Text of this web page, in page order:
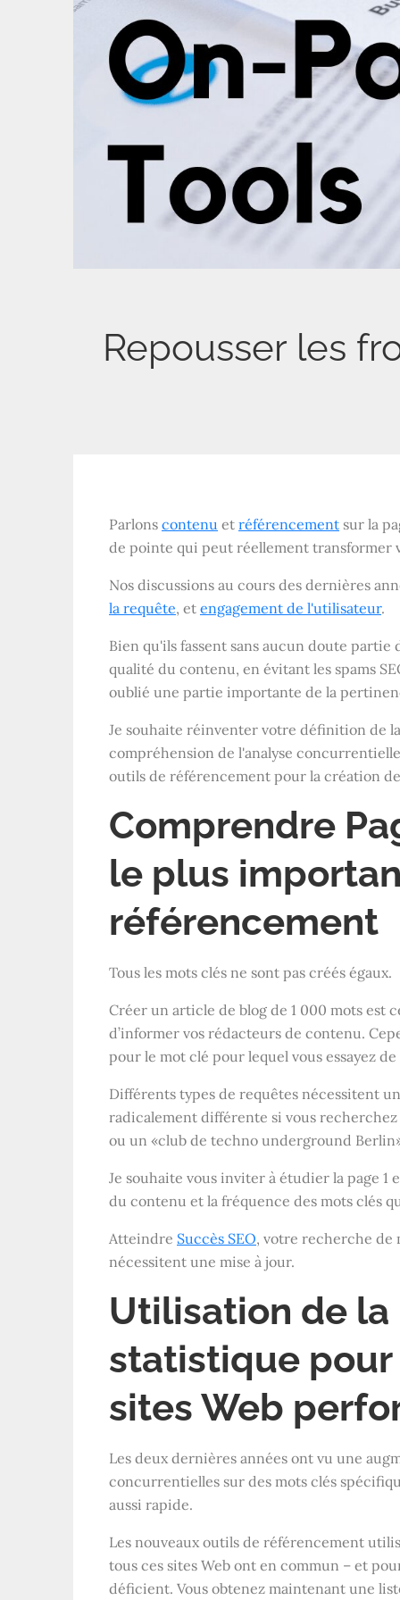
Repousser les
Parlons contenu et référencement sur la
de pointe qui peut réellement transformer
Nos discussions au cours des dernières
la requête, et engagement de l'utilisateur.
Bien qu'ils fassent sans aucun doute
qualité du contenu, en évitant les spams
oublié une partie importante de la
Je souhaite réinventer votre définition de
compréhension de l'analyse
outils de référencement pour la création
Comprendre
le plus
référencement
Tous les mots clés ne sont pas créés égaux.
Créer un article de blog de 1 000 mots est
d’informer vos rédacteurs de contenu.
pour le mot clé pour lequel vous essayez de
Différents types de requêtes nécessitent
radicalement différente si vous recherchez
ou un «club de techno underground
Je souhaite vous inviter à étudier la page
du contenu et la fréquence des mots clés
Atteindre Succès SEO, votre recherche de
nécessitent une mise à jour.
Utilisation de
statistique
sites Web
Les deux dernières années ont vu une
concurrentielles sur des mots clés
aussi rapide.
Les nouveaux outils de référencement
tous ces sites Web ont en commun – et
déficient. Vous obtenez maintenant une